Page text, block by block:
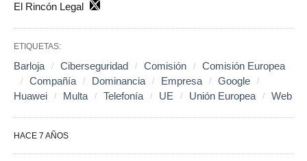
El Rincón Legal
ETIQUETAS:
Barloja Ciberseguridad Comisión
Comisión Europea
Compañía
Dominancia Empresa
Google
Huawei
Multa Telefonía UE Unión Europea Web
HACE 7 AÑOS